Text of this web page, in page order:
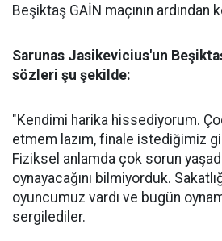
Beşiktaş GAİN maçının ardından
Sarunas Jasikevicius'un
sözleri şu şekilde:
"Kendimi harika hissediyorum.
etmem lazım, finale istediğimiz
Fiziksel anlamda çok sorun
oynayacağını bilmiyorduk.
oyuncumuz vardı ve bugün
sergilediler.